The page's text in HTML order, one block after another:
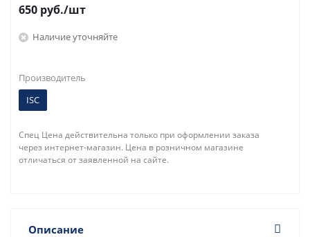
650 руб./шт
Наличие уточняйте
Производитель
ISC
Спец Цена действительна только при оформлении заказа
через интернет-магазин. Цена в розничном магазине
отличаться от заявленной на сайте.
Описание